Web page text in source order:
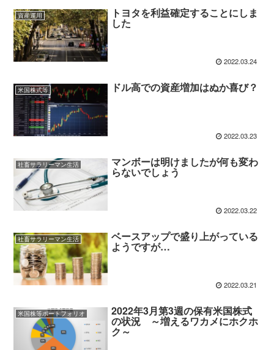
資産運用 トヨタを利益確定することにしま
した
2022.03.24
米国株式等 ドル高での資産増加はぬか喜び？
2022.03.23
社畜サラリーマン生活 マンボーは明けましたが何も変わ
らないでしょう
2022.03.22
社畜サラリーマン生活 ベースアップで盛り上がっている
ようですが…
2022.03.21
米国株等ポートフォリオ 2022年3月第3週の保有米国株式
の状況 ～増えるワカメにホクホ
ク～